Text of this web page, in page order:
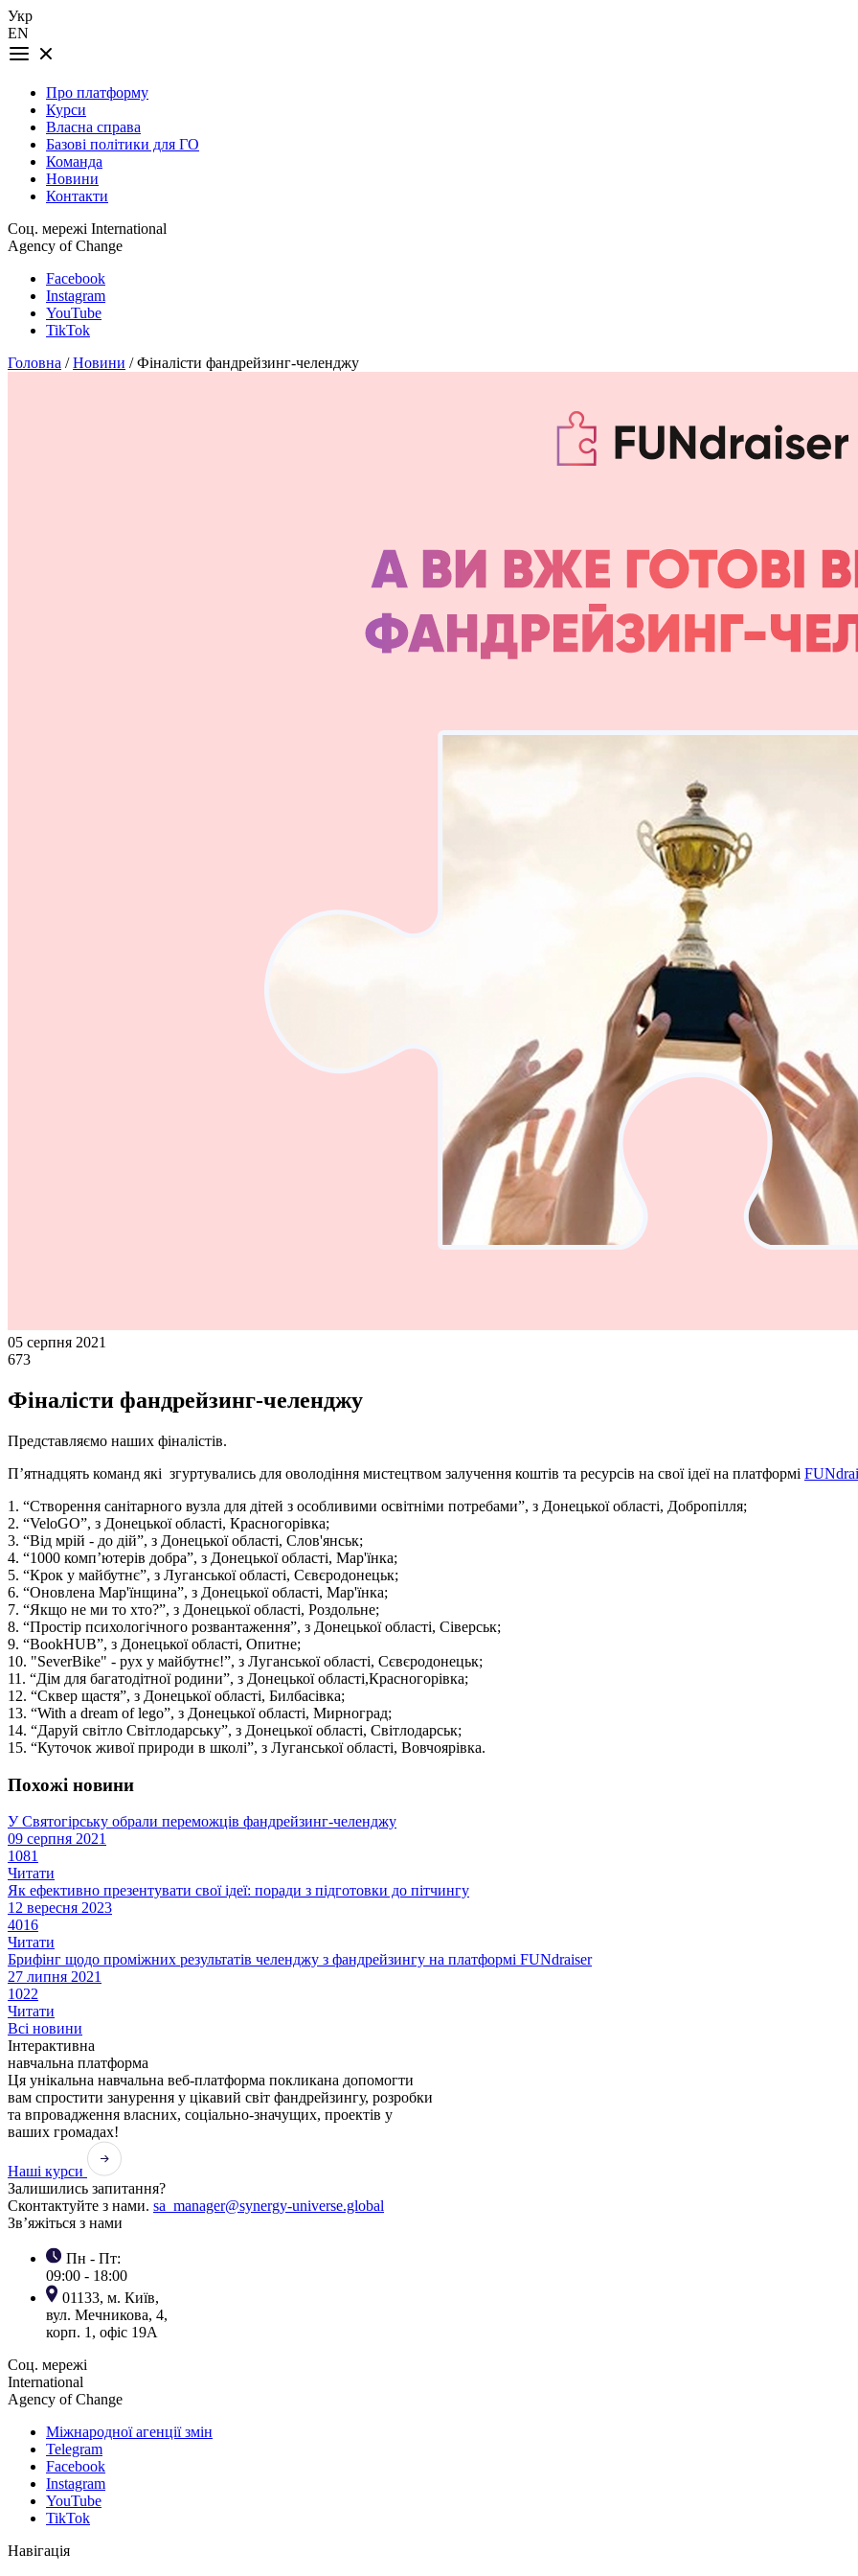
Укр
EN
Про платформу
Курси
Власна справа
Базові політики для ГО
Команда
Новини
Контакти
Соц. мережі International
Agency of Change
Facebook
Instagram
YouTube
TikTok
Головна /Новини / Фіналісти фандрейзинг-челенджу
05 серпня 2021
673
Фіналісти фандрейзинг-челенджу
Представляємо наших фіналістів.
П’ятнадцять команд які згуртувались для оволодіння мистецтвом залучення коштів та ресурсів на свої ідеї на платформі
1. “Створення санітарного вузла для дітей з особливими освітніми потребами”, з Донецької області, Добропілля;
2. “VeloGO”, з Донецької області, Красногорівка;
3. “Від мрій - до дій”, з Донецької області, Слов'янськ;
4. “1000 комп’ютерів добра”, з Донецької області, Мар'їнка;
5. “Крок у майбутнє”, з Луганської області, Сєвєродонецьк;
6. “Оновлена Мар'їнщина”, з Донецької області, Мар'їнка;
7. “Якщо не ми то хто?”, з Донецької області, Роздольне;
8. “Простір психологічного розвантаження”, з Донецької області, Сіверськ;
9. “BookHUB”, з Донецької області, Опитне;
10. "SeverBike" - рух у майбутнє!”, з Луганської області, Сєвєродонецьк;
11. “Дім для багатодітної родини”, з Донецької області,Красногорівка;
12. “Сквер щастя”, з Донецької області, Билбасівка;
13. “With a dream of lego”, з Донецької області, Мирноград;
14. “Даруй світло Світлодарську”, з Донецької області, Світлодарськ;
15. “Куточок живої природи в школі”, з Луганської області, Вовчоярівка.
Похожі новини
У Святогірську обрали переможців фандрейзинг-челенджу
09 серпня 2021
1081
Читати
Як ефективно презентувати свої ідеї: поради з підготовки до пітчингу
12 вересня 2023
4016
Читати
Брифінг щодо проміжних результатів челенджу з фандрейзингу на платформі FUNdraiser
27 липня 2021
1022
Читати
Всі новини
Інтерактивна
навчальна платформа
Ця унікальна навчальна веб-платформа покликана допомогти
вам спростити занурення у цікавий світ фандрейзингу, розробки
та впровадження власних, соціально-значущих, проектів у
ваших громадах!
Наші курси
Залишились запитання?
Сконтактуйте з нами. sa_manager@synergy-universe.global
Зв’яжіться з нами
Пн - Пт:
09:00 - 18:00
01133, м. Київ,
вул. Мечникова, 4,
корп. 1, офіс 19А
Соц. мережі
International
Agency of Change
Міжнародної агенції змін
Telegram
Facebook
Instagram
YouTube
TikTok
Навігація